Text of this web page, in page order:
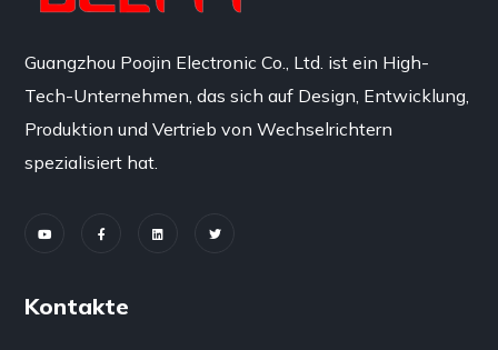
Guangzhou Poojin Electronic Co., Ltd. ist ein High-
Tech-Unternehmen, das sich auf Design, Entwicklung,
Produktion und Vertrieb von Wechselrichtern
spezialisiert hat.
Kontakte